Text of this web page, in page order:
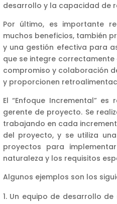
desarrollo y la capacidad de
Por último, es importante
muchos beneficios, también
y una gestión efectiva para
que se integre
compromiso y colaboración
y proporcionen
El “Enfoque Incremental”
gerente de proyecto. Se
trabajando en cada
del proyecto, y se utiliza
proyectos para
naturaleza y los requisitos
Algunos ejemplos son los
Un equipo de desarrollo